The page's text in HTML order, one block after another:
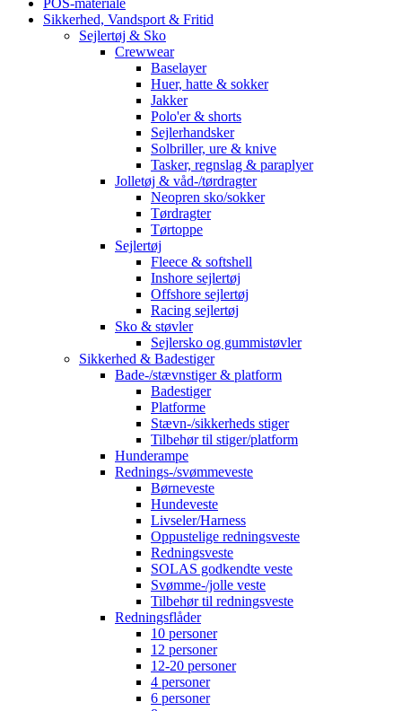
POS-materiale
Sikkerhed, Vandsport & Fritid
Sejlertøj & Sko
Crewwear
Baselayer
Huer, hatte & sokker
Jakker
Polo'er & shorts
Sejlerhandsker
Solbriller, ure & knive
Tasker, regnslag & paraplyer
Jolletøj & våd-/tørdragter
Neopren sko/sokker
Tørdragter
Tørtoppe
Sejlertøj
Fleece & softshell
Inshore sejlertøj
Offshore sejlertøj
Racing sejlertøj
Sko & støvler
Sejlersko og gummistøvler
Sikkerhed & Badestiger
Bade-/stævnstiger & platform
Badestiger
Platforme
Stævn-/sikkerheds stiger
Tilbehør til stiger/platform
Hunderampe
Rednings-/svømmeveste
Børneveste
Hundeveste
Livseler/Harness
Oppustelige redningsveste
Redningsveste
SOLAS godkendte veste
Svømme-/jolle veste
Tilbehør til redningsveste
Redningsflåder
10 personer
12 personer
12-20 personer
4 personer
6 personer